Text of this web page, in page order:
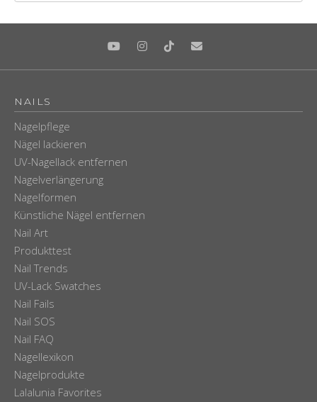
NAILS
Nagelpflege
Nägel lackieren
UV-Nagellack entfernen
Nagelverlängerung
Nagelformen
Künstliche Nägel entfernen
Nail Art
Produkttest
Nail Trends
UV-Lack Swatches
Nail Fails
Nail SOS
Nail FAQ
Nagellexikon
Nagelprodukte
Lalalunia Favorites